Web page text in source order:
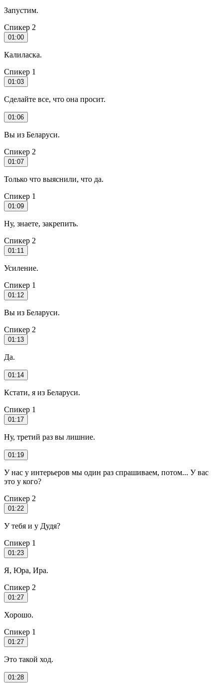
Запустим.
Спикер 2
01:00
Калиласка.
Спикер 1
01:03
Сделайте все, что она просит.
01:06
Вы из Беларуси.
Спикер 2
01:07
Только что выяснили, что да.
Спикер 1
01:09
Ну, знаете, закрепить.
Спикер 2
01:11
Усиление.
Спикер 1
01:12
Вы из Беларуси.
Спикер 2
01:13
Да.
01:14
Кстати, я из Беларуси.
Спикер 1
01:17
Ну, третий раз вы лишние.
01:19
У нас у интерьеров мы один раз спрашиваем, потом... У вас
это у кого?
Спикер 2
01:22
У тебя и у Дудя?
Спикер 1
01:23
Я, Юра, Ира.
Спикер 2
01:27
Хорошо.
Спикер 1
01:27
Это такой ход.
01:28